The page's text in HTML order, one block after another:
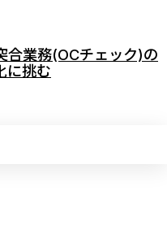
合業務(OCチェック)の
に挑む